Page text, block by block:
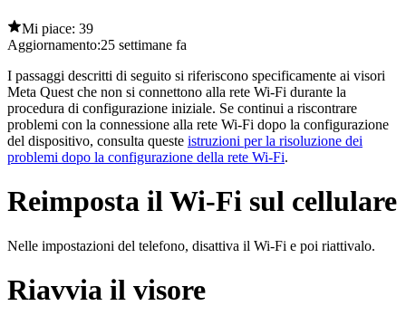
Mi piace: 39
Aggiornamento:25 settimane fa
I passaggi descritti di seguito si riferiscono specificamente ai visori
Meta Quest che non si connettono alla rete Wi-Fi durante la
procedura di configurazione iniziale. Se continui a riscontrare
problemi con la connessione alla rete Wi-Fi dopo la configurazione
del dispositivo, consulta queste istruzioni per la risoluzione dei
problemi dopo la configurazione della rete Wi-Fi.
Reimposta il Wi-Fi sul cellulare
Nelle impostazioni del telefono, disattiva il Wi-Fi e poi riattivalo.
Riavvia il visore